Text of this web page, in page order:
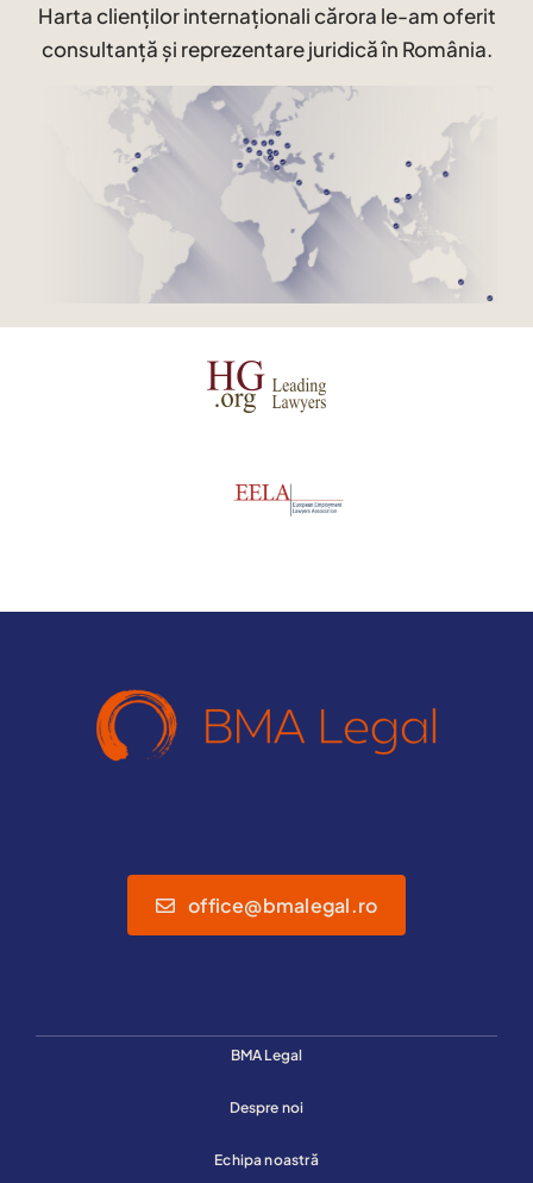
Harta clienților internaționali cărora le-am oferit
consultanță și reprezentare juridică în România.
office@bmalegal.ro
BMA Legal
Despre noi
Echipa noastră